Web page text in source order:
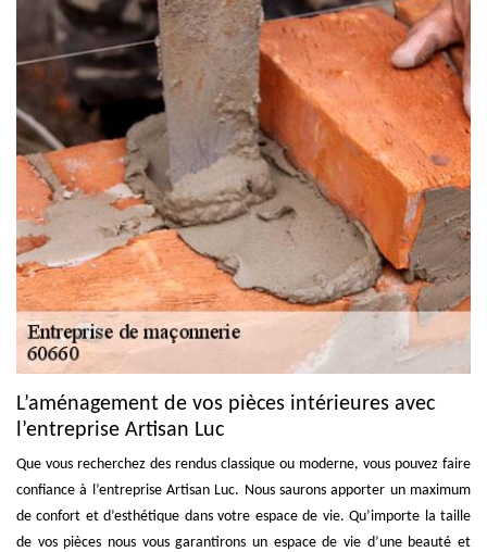
L’aménagement de vos pièces intérieures avec
l’entreprise Artisan Luc
Que vous recherchez des rendus classique ou moderne, vous pouvez faire
confiance à l’entreprise Artisan Luc. Nous saurons apporter un maximum
de confort et d’esthétique dans votre espace de vie. Qu’importe la taille
de vos pièces nous vous garantirons un espace de vie d’une beauté et